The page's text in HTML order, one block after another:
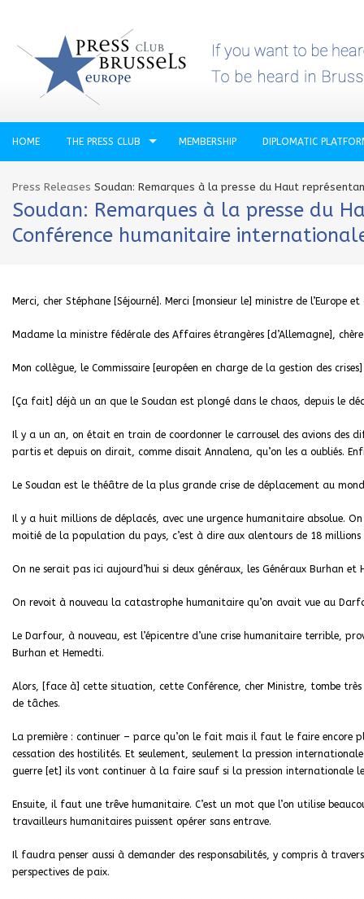
HOME THE PRESS CLUB MEMBERSHIP DIPLOMATIC
Press Releases Soudan: Remarques à la presse du Haut
Soudan: Remarques à la presse du
Conférence humanitaire
Merci, cher Stéphane [Séjourné]. Merci [monsieur le] ministre de l’Europe
Madame la ministre fédérale des Affaires étrangères [d’Allemagne],
Mon collègue, le Commissaire [européen en charge de la gestion des
[Ça fait] déjà un an que le Soudan est plongé dans le chaos, depuis le
Il y a un an, on était en train de coordonner le carrousel des avions des
partis et depuis on dirait, comme disait Annalena, qu’on les a oubliés.
Le Soudan est le théâtre de la plus grande crise de déplacement au
Il y a huit millions de déplacés, avec une urgence humanitaire absolue.
moitié de la population du pays, c’est à dire aux alentours de 18 millions
On ne serait pas ici aujourd’hui si deux généraux, les Généraux Burhan
On revoit à nouveau la catastrophe humanitaire qu’on avait vue au
Le Darfour, à nouveau, est l’épicentre d’une crise humanitaire terrible,
Burhan et Hemedti.
Alors, [face à] cette situation, cette Conférence, cher Ministre, tombe
de tâches.
La première : continuer – parce qu’on le fait mais il faut le faire encore
cessation des hostilités. Et seulement, seulement la pression
guerre [et] ils vont continuer à la faire sauf si la pression internationale
Ensuite, il faut une trêve humanitaire. C’est un mot que l’on utilise
travailleurs humanitaires puissent opérer sans entrave.
Il faudra penser aussi à demander des responsabilités, y compris à
perspectives de paix.